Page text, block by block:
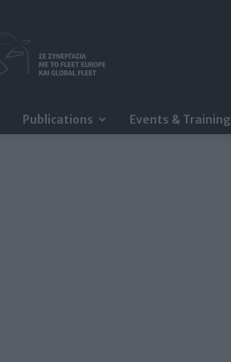
Publications Events & Training